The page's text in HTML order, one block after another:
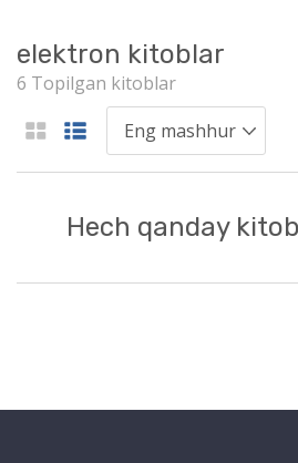
elektron kitoblar
6 Topilgan kitoblar
Hech qanday